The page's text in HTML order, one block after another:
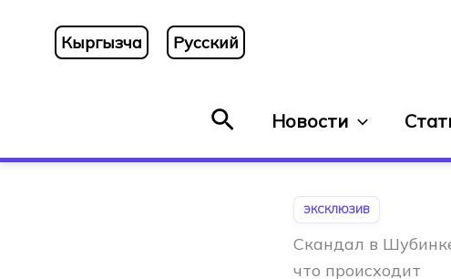
содержимому
Кыргызча Русский
ПоискНовости
ЭКСКЛЮЗИВ
Скандал в
что происходит